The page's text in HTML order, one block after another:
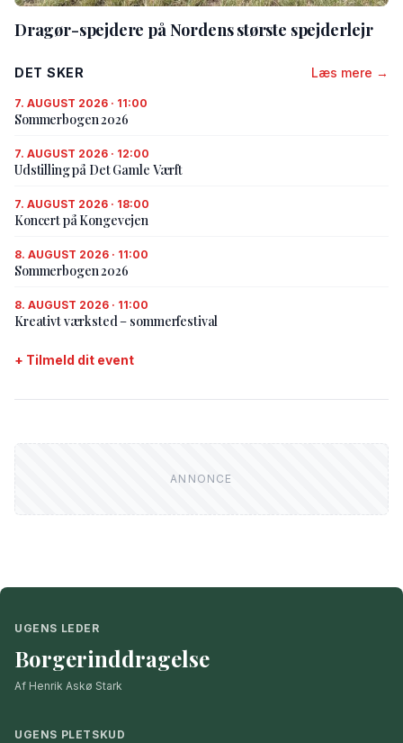
Dragør-spejdere på Nordens største spejderlejr
DET SKER Læs mere →
7. AUGUST 2026 · 11:00
Sommerbogen 2026
7. AUGUST 2026 · 12:00
Udstilling på Det Gamle Værft
7. AUGUST 2026 · 18:00
Koncert på Kongevejen
8. AUGUST 2026 · 11:00
Sommerbogen 2026
8. AUGUST 2026 · 11:00
Kreativt værksted – sommerfestival
+ Tilmeld dit event
UGENS LEDER
Borgerinddragelse
Af Henrik Askø Stark
UGENS PLETSKUD